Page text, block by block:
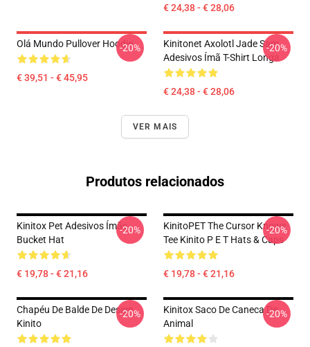
€ 24,38 - € 28,06
Olá Mundo Pullover Hoodie
€ 39,51 - € 45,95
-20%
Kinitonet Axolotl Jade Sam
Adesivos Ímã T-Shirt Longa
€ 24,38 - € 28,06
-20%
VER MAIS
Produtos relacionados
Kinitox Pet Adesivos Ímãs
Bucket Hat
€ 19,78 - € 21,16
-20%
KinitoPET The Cursor Knows
Tee Kinito P E T Hats & Caps
€ 19,78 - € 21,16
-20%
Chapéu De Balde De Design
Kinito
-20%
Kinitox Saco De Caneca De
Animal
-20%